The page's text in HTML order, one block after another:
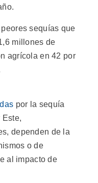
sequías que
millones de
agrícola en 42 por
por la sequía
dependen de la
o de
al impacto de